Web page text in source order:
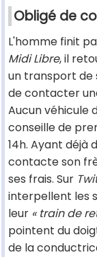
Obligé de
L'homme finit
Midi Libre, il
un transport de
de contacter
Aucun véhicule
conseille de
14h. Ayant déjà
contacte son
ses frais. Sur
interpellent les
leur « train de
pointent du
de la